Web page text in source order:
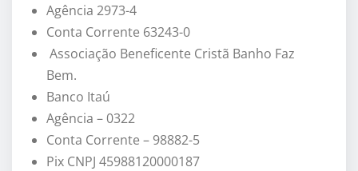
Agência 2973-4
Conta Corrente 63243-0
Associação Beneficente Cristã Banho Faz
Bem.
Banco Itaú
Agência – 0322
Conta Corrente – 98882-5
Pix CNPJ 45988120000187